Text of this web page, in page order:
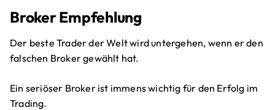
Broker Empfehlung
Der beste Trader der Welt wird untergehen, wenn er den
falschen Broker gewählt hat.
Ein seriöser Broker ist immens wichtig für den Erfolg im
Trading.